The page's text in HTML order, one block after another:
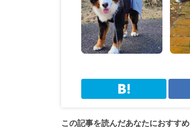
この記事を読んだあなたにおすすめ